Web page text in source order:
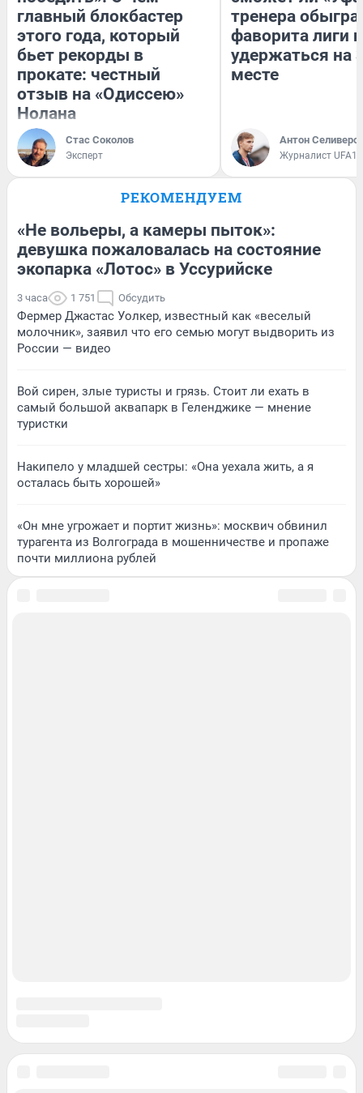
главный блокбастер
этого года, который
бьет рекорды в
прокате: честный
отзыв на «Одиссею»
Нолана
Стас Соколов
Эксперт
тренера
фаворита лиги и
удержаться на
месте
Антон
Журналист
РЕКОМЕНДУЕМ
«Не вольеры, а камеры пыток»:
девушка пожаловалась на состояние
экопарка «Лотос» в Уссурийске
3 часа 1 751 Обсудить
Фермер Джастас Уолкер, известный как «веселый
молочник», заявил что его семью могут выдворить из
России — видео
Вой сирен, злые туристы и грязь. Стоит ли ехать в
самый большой аквапарк в Геленджике — мнение
туристки
Накипело у младшей сестры: «Она уехала жить, а я
осталась быть хорошей»
«Он мне угрожает и портит жизнь»: москвич обвинил
турагента из Волгограда в мошенничестве и пропаже
почти миллиона рублей